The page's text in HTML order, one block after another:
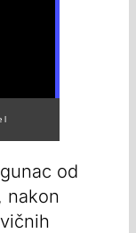
od
nakon